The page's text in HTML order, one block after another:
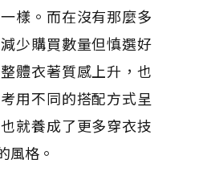
樣。而在沒有那麼多
少購買數量但慎選好
體衣著質感上升，也
用不同的搭配方式呈
就養成了更多穿衣技
風格。